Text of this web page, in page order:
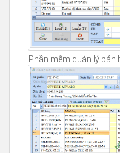
Phần mềm quản lý bán